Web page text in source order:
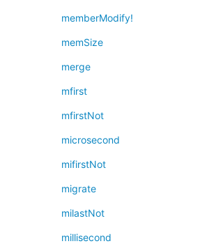
memberModify!
memSize
merge
mfirst
mfirstNot
microsecond
mifirstNot
migrate
milastNot
millisecond